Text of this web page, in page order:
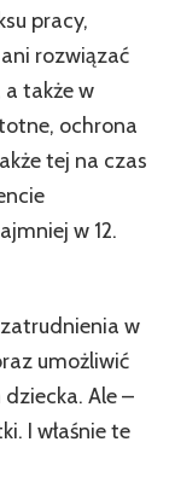
pracy,
rozwiązać
a także w
ochrona
tej na czas
w 12.
w
umożliwić
Ale –
I właśnie te